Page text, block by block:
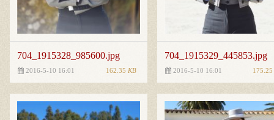
704_1915328_985600.jpg
2016-5-10 16:01 162.35 KB
704_1915329_445853.jpg
2016-5-10 16:01 175.25